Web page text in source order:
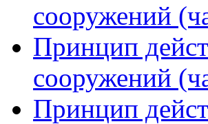
сооружений
Принцип
сооружений
Принцип